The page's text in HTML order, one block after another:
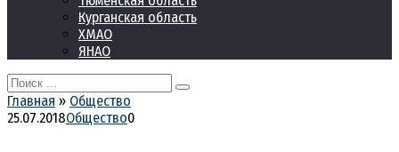
Курганская область
ХМАО
ЯНАО
Search
for:
Главная » Общество
25.07.2018Общество0